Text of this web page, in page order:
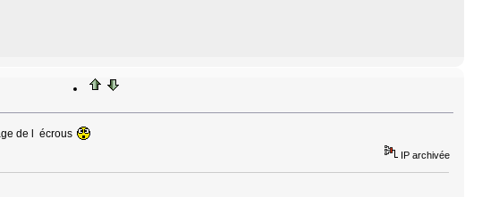
de l écrous
IP archivée